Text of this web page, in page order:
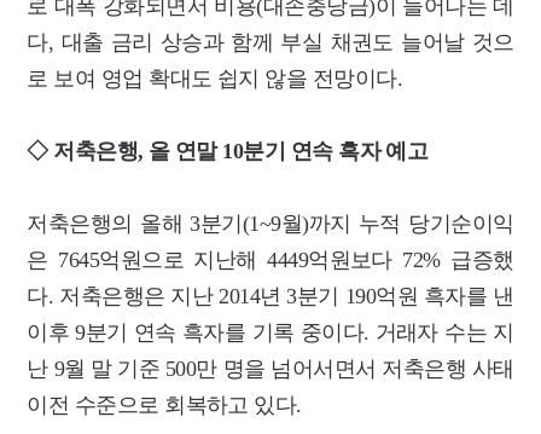
로 대폭 강화되면서 비용(대손충당금)이 늘어나는 데
다, 대출 금리 상승과 함께 부실 채권도 늘어날 것으
로 보여 영업 확대도 쉽지 않을 전망이다.
◇ 저축은행, 올 연말 10분기 연속 흑자 예고
저축은행의 올해 3분기(1~9월)까지 누적 당기순이익
은 7645억원으로 지난해 4449억원보다 72% 급증했
다. 저축은행은 지난 2014년 3분기 190억원 흑자를 낸
이후 9분기 연속 흑자를 기록 중이다. 거래자 수는 지
난 9월 말 기준 500만 명을 넘어서면서 저축은행 사태
이전 수준으로 회복하고 있다.